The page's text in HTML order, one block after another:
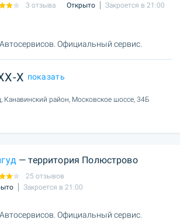
3 отзыва Открыто Закроется в 21:00
Официальный сервис.
X показать
Канавинский район, Московское шоссе, 34Б
— территория Полюстрово
25 отзывов
Закроется в 21:00
Официальный сервис.